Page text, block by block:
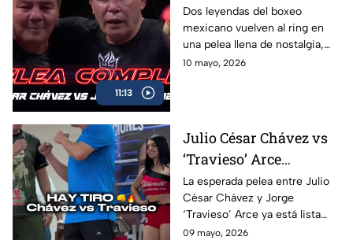
11:13
la pelea completa en
Box Azteca
Dos leyendas del boxeo
mexicano vuelven al ring en
una pelea llena de nostalgia,
emoción y grandes momentos
10 mayo, 2026
Julio César Chávez vs
‘Travieso’ Arce
cumplen con la
báscula; habrá pelea en
Box Azteca
La esperada pelea entre Julio
César Chávez y Jorge
‘Travieso’ Arce ya está lista
luego de que ambos superaran
09 mayo, 2026